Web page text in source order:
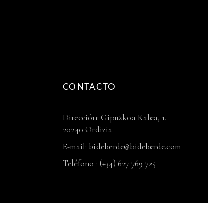
CONTACTO
Dirección: Gipuzkoa Kalea, 1.
20240 Ordizia
E-mail: bideberde@bideberde.com
Teléfono : (+34) 627 769 725